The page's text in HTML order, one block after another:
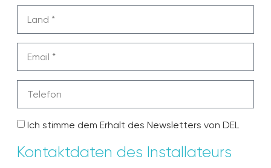
Ich stimme dem Erhalt des Newsletters von DEL
Kontaktdaten des Installateurs